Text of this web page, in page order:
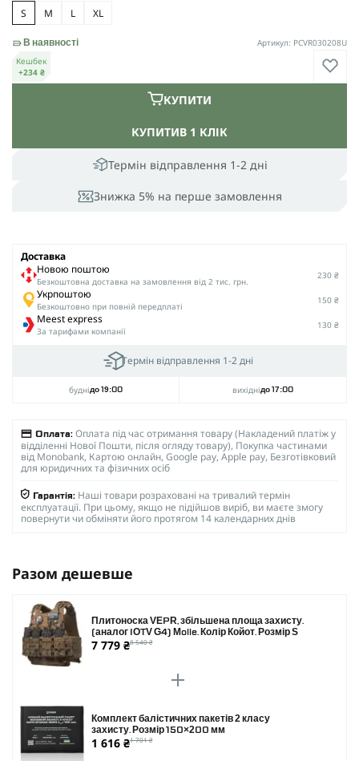
S M L XL
Термін відправлення 1-2 дні
Знижка 5% на перше замовлення
КУПИТИВ 1 КЛІК
КУПИТИ
В наявності
Артикул: PCVR030208U
Кешбек
+234 ₴
Доставка
Новою поштою
Безкоштовна доставка на замовлення від 2 тис. грн.
230 ₴
Укрпоштою
Безкоштовно при повній передплаті
150 ₴
Meest express
За тарифами компанії
130 ₴
Термін відправлення 1-2 дні
буднідо 19:00 вихіднідо 17:00
Оплата: Оплата під час отримання товару (Накладений платіж у
відділенні Нової Пошти, після огляду товару), Покупка частинами
від Monobank, Картою онлайн, Google pay, Apple pay, Безготівковий
для юридичних та фізичних осіб
Гарантія: Наші товари розраховані на тривалий термін
експлуатації. При цьому, якщо не підійшов виріб, ви маєте змогу
повернути чи обміняти його протягом 14 календарних днів
Разом дешевше
Плитоноска VEPR, збільшена площа захисту.
(аналог IOTV G4) Molle. Колір Койот. Розмір S
7 779 ₴8 540 ₴
Комплект балістичних пакетів 2 класу
захисту. Розмір 150×200 мм
1 616 ₴1 701 ₴